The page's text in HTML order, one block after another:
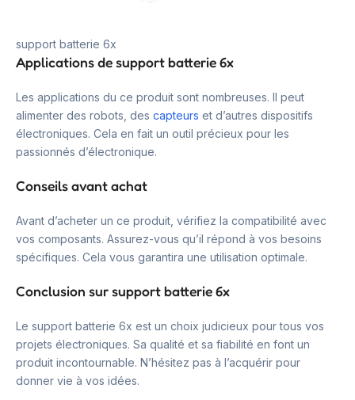
support batterie 6x
Applications de support batterie 6x
Les applications du ce produit sont nombreuses. Il peut
alimenter des robots, des capteurs et d’autres dispositifs
électroniques. Cela en fait un outil précieux pour les
passionnés d’électronique.
Conseils avant achat
Avant d’acheter un ce produit, vérifiez la compatibilité avec
vos composants. Assurez-vous qu’il répond à vos besoins
spécifiques. Cela vous garantira une utilisation optimale.
Conclusion sur support batterie 6x
Le support batterie 6x est un choix judicieux pour tous vos
projets électroniques. Sa qualité et sa fiabilité en font un
produit incontournable. N’hésitez pas à l’acquérir pour
donner vie à vos idées.